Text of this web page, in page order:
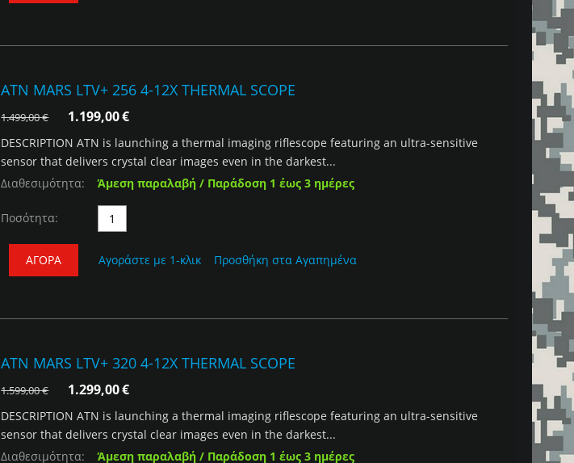
ATN MARS LTV+ 256 4-12X THERMAL SCOPE
1.499,00€ 1.199,00€
DESCRIPTION ATN is launching a thermal imaging riflescope featuring an ultra-sensitive
sensor that delivers crystal clear images even in the darkest...
Διαθεσιμότητα:
Άμεση παραλαβή / Παράδοση 1 έως 3 ημέρες
Ποσότητα:
ΑΓΟΡΆ Αγοράστε με 1-κλικ Προσθήκη στα Αγαπημένα
ATN MARS LTV+ 320 4-12X THERMAL SCOPE
1.599,00€ 1.299,00€
DESCRIPTION ATN is launching a thermal imaging riflescope featuring an ultra-sensitive
sensor that delivers crystal clear images even in the darkest...
Διαθεσιμότητα:
Άμεση παραλαβή / Παράδοση 1 έως 3 ημέρες